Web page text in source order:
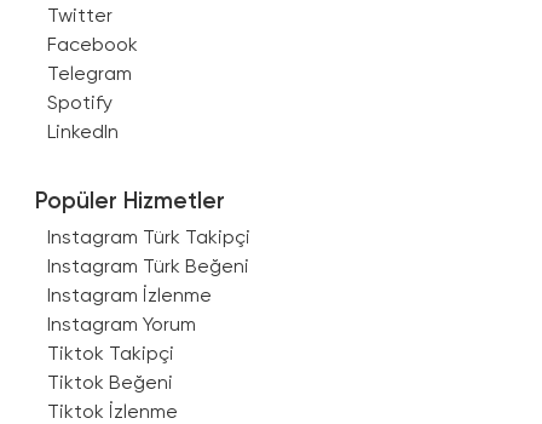
Twitter
Facebook
Telegram
Spotify
LinkedIn
Popüler Hizmetler
Instagram Türk Takipçi
Instagram Türk Beğeni
Instagram İzlenme
Instagram Yorum
Tiktok Takipçi
Tiktok Beğeni
Tiktok İzlenme